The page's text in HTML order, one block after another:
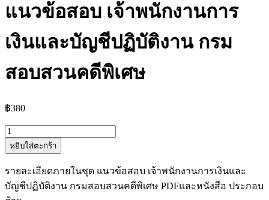
แนวข้อสอบ เจ้าพนักงานการ
เงินและบัญชีปฏิบัติงาน กรม
สอบสวนคดีพิเศษ
฿380
จำนวน
แนว
เจ้า
พนักงาน
หยิบใส่ตะกร้า
รายละเอียดภายในชุด แนวข้อสอบ เจ้าพนักงานการเงินและ
บัญชีปฏิบัติงาน กรมสอบสวนคดีพิเศษ PDFและหนังสือ ประกอบ